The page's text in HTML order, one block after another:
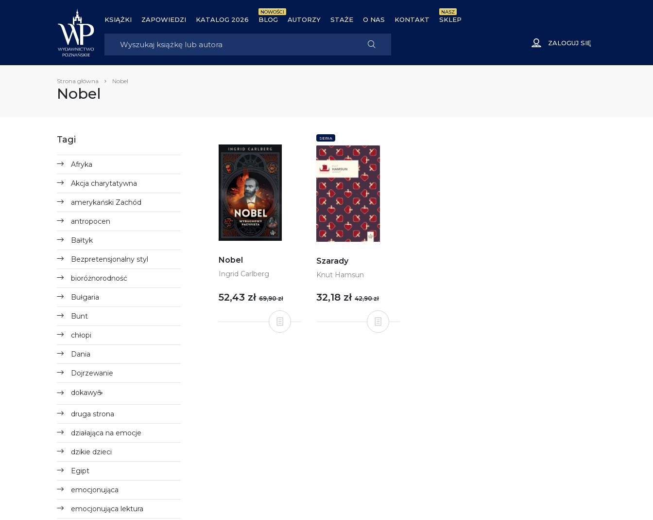
KSIĄŻKI ZAPOWIEDZI KATALOG 2026 BLOG
NOWOŚCI
AUTORZY STAŻE O NAS KONTAKT SKLEP
NASZ
ZALOGUJ SIĘ
Strona główna Nobel
Nobel
Tagi
Afryka
Akcja charytatywna
amerykański Zachód
antropocen
Bałtyk
Bezpretensjonalny styl
bioróżnorodność
Bułgaria
Bunt
chłopi
Dania
Dojrzewanie
dokawy☕
druga strona
działająca na emocje
dzikie dzieci
Egipt
emocjonująca
emocjonująca lektura
Nobel
Ingrid Carlberg
52,43 zł69,90 zł
SERIA
Szarady
Knut Hamsun
32,18 zł42,90 zł